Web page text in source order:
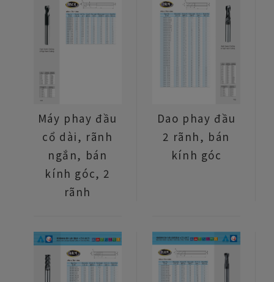
Máy phay đầu
cổ dài, rãnh
ngắn, bán
kính góc, 2
rãnh
Dao phay đầu
2 rãnh, bán
kính góc